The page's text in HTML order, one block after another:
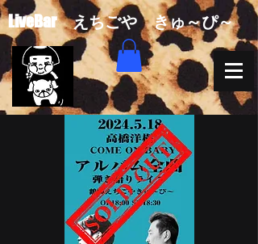
​LiveBar えちごや きゅ～ぴ～